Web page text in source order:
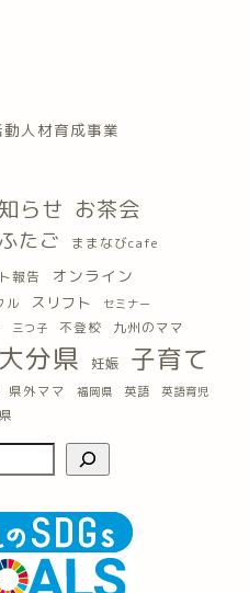
人材育成事業
らせ お茶会
ふたご ままなびcafe
報告 オンライン
ル スリフト セミナー
三つ子 不登校 九州のママ
大分県 妊娠 子育て
県外ママ 福岡県 英語 英語育児